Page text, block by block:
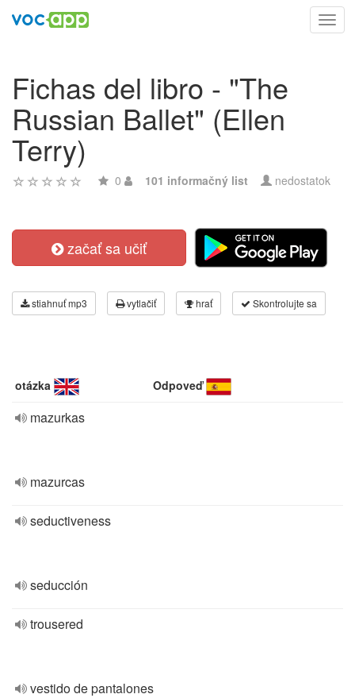
Fichas del libro - "The
Russian Ballet" (Ellen
Terry)
0 101 informačný list nedostatok
začať sa učiť
stiahnuť mp3 vytlačiť hrať Skontrolujte sa
otázka Odpoveď
mazurkas
mazurcas
seductiveness
seducción
trousered
vestido de pantalones